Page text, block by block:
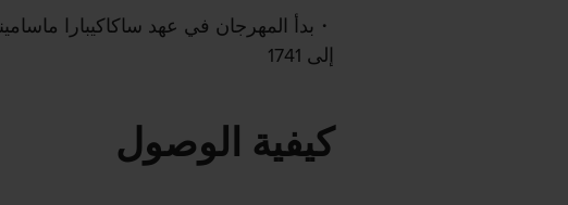
إلى 1741
كيفية الوصول